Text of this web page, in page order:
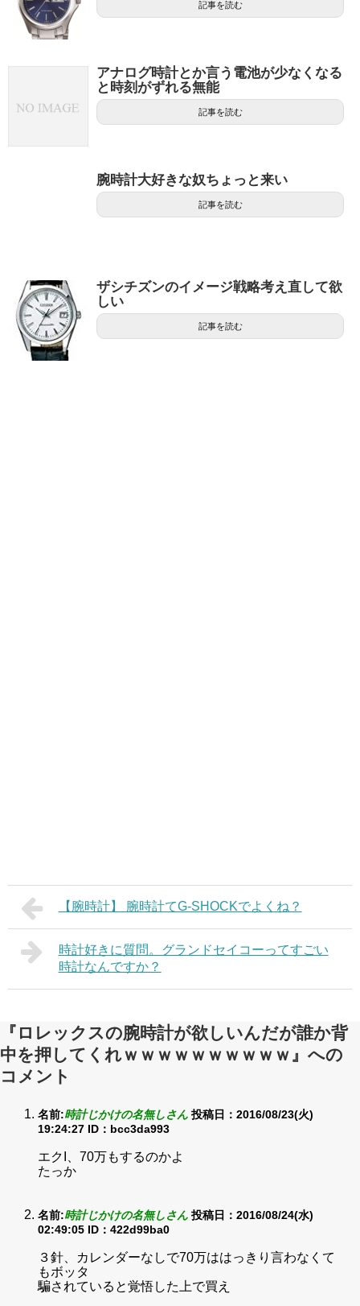
記事を読む
アナログ時計とか言う電池が少なくなる
と時刻がずれる無能
記事を読む
腕時計大好きな奴ちょっと来い
記事を読む
ザシチズンのイメージ戦略考え直して欲
しい
記事を読む
【腕時計】 腕時計てG-SHOCKでよくね？
時計好きに質問。グランドセイコーってすごい
時計なんですか？
『ロレックスの腕時計が欲しいんだが誰か背
中を押してくれｗｗｗｗｗｗｗｗｗｗ』への
コメント
名前:時計じかけの名無しさん 投稿日：2016/08/23(火)
19:24:27 ID：bcc3da993
エクI、70万もするのかよ
たっか
名前:時計じかけの名無しさん 投稿日：2016/08/24(水)
02:49:05 ID：422d99ba0
３針、カレンダーなしで70万ははっきり言わなくて
もボッタ
騙されていると覚悟した上で買え